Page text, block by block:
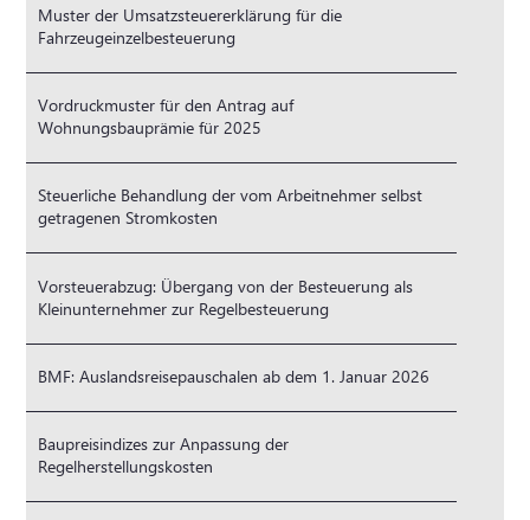
Muster der Umsatzsteuererklärung für die
Fahrzeugeinzelbesteuerung
Vordruckmuster für den Antrag auf
Wohnungsbauprämie für 2025
Steuerliche Behandlung der vom Arbeitnehmer selbst
getragenen Stromkosten
Vorsteuerabzug: Übergang von der Besteuerung als
Kleinunternehmer zur Regelbesteuerung
BMF: Auslandsreisepauschalen ab dem 1. Januar 2026
Baupreisindizes zur Anpassung der
Regelherstellungskosten